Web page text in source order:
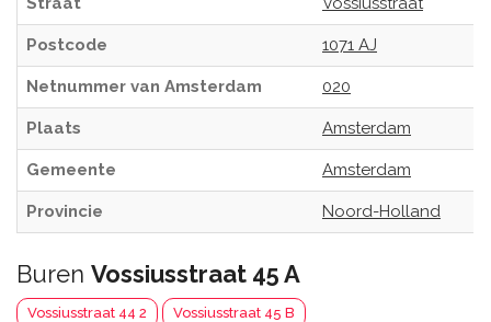
Postcode 1071 AJ
Netnummer van Amsterdam 020
Plaats Amsterdam
Gemeente Amsterdam
Provincie Noord-Holland
Buren Vossiusstraat 45 A
Vossiusstraat 44 2 Vossiusstraat 45 B